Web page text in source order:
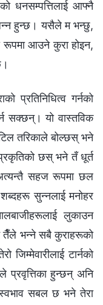
धनसम्पत्तिलाई आफ्नै
हुन्छ। यसैले म भन्छु,
रूपमा आउने कुरा होइन,
प्रतिनिधित्व गर्नको
सक्छन्। यो वास्तविक
तरिकाले बोल्छस् भने
छस् भने तँ धूर्त
सहज रूपमा छल
सुन्‍नलाई मनोहर
लुकाउन
भन्‍ने सबै कुराहरूको
जिम्मेवारीलाई टार्नको
प्रवृत्तिका हुन्छन् अनि
सबल छ भने तेरा